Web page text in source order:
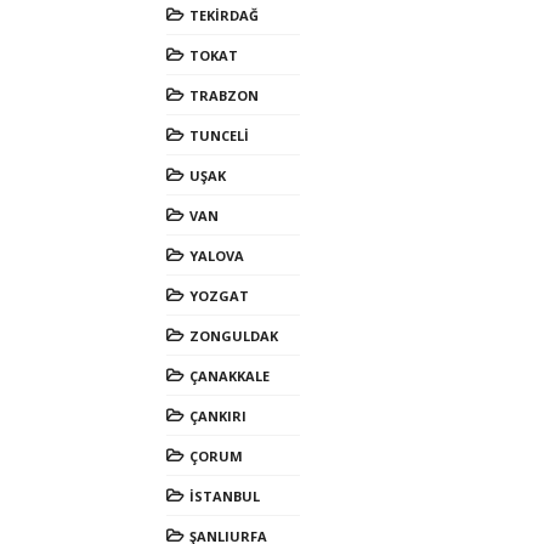
TEKİRDAĞ
TOKAT
TRABZON
TUNCELİ
UŞAK
VAN
YALOVA
YOZGAT
ZONGULDAK
ÇANAKKALE
ÇANKIRI
ÇORUM
İSTANBUL
ŞANLIURFA